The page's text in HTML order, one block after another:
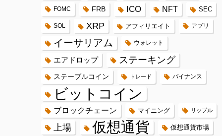
FOMC FRB ICO NFT SEC
SOL XRP アフィリエイト アプリ
イーサリアム ウォレット
エアドロップ ステーキング
ステーブルコイン トレード バイナンス
ビットコイン
ブロックチェーン マイニング リップル
上場 仮想通貨 仮想通貨市場